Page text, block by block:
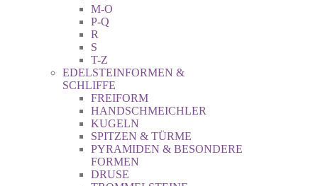
M-O
P-Q
R
S
T-Z
EDELSTEINFORMEN &
SCHLIFFE
FREIFORM
HANDSCHMEICHLER
KUGELN
SPITZEN & TÜRME
PYRAMIDEN & BESONDERE
FORMEN
DRUSE